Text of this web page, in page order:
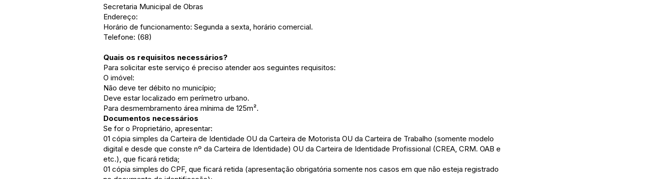
Secretaria Municipal de Obras
Endereço:
Horário de funcionamento: Segunda a sexta, horário comercial.
Telefone: (68)
Quais os requisitos necessários?
Para solicitar este serviço é preciso atender aos seguintes requisitos:
O imóvel:
Não deve ter débito no município;
Deve estar localizado em perímetro urbano.
Para desmembramento área mínima de 125m².
Documentos necessários
Se for o Proprietário, apresentar:
01 cópia simples da Carteira de Identidade OU da Carteira de Motorista OU da Carteira de Trabalho (somente modelo
digital e desde que conste nº da Carteira de Identidade) OU da Carteira de Identidade Profissional (CREA, CRM. OAB e
etc.), que ficará retida;
01 cópia simples do CPF, que ficará retida (apresentação obrigatória somente nos casos em que não esteja registrado